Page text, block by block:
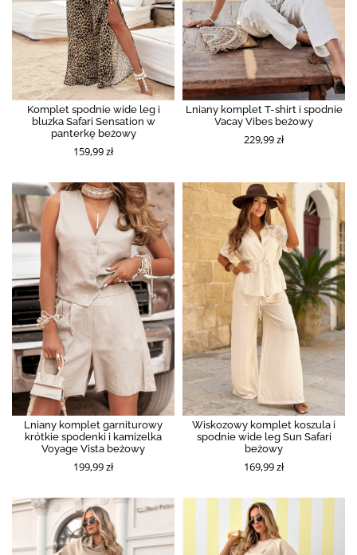
Komplet spodnie wide leg i
bluzka Safari Sensation w
panterkę beżowy
159,99 zł
Lniany komplet T-shirt i spodnie
Vacay Vibes beżowy
229,99 zł
Lniany komplet garniturowy
krótkie spodenki i kamizelka
Voyage Vista beżowy
199,99 zł
Wiskozowy komplet koszula i
spodnie wide leg Sun Safari
beżowy
169,99 zł